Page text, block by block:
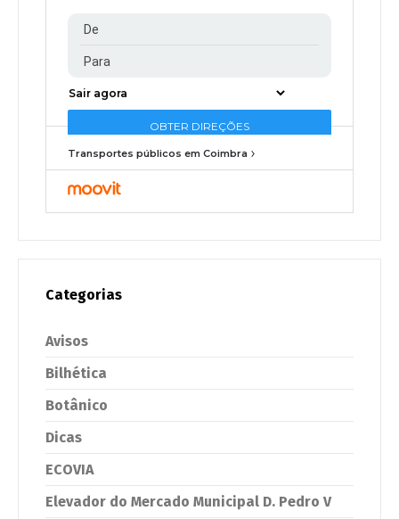
Transportes públicos em Coimbra
Categorias
Avisos
Bilhética
Botânico
Dicas
ECOVIA
Elevador do Mercado Municipal D. Pedro V